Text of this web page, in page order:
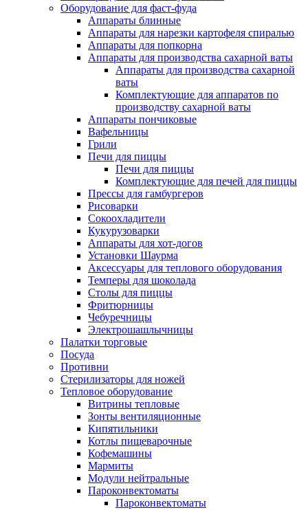
Оборудование для фаст-фуда
Аппараты блинные
Аппараты для нарезки картофеля спиралью
Аппараты для попкорна
Аппараты для производства сахарной ваты
Аппараты для производства сахарной
ваты
Комплектующие для аппаратов по
производству сахарной ваты
Аппараты пончиковые
Вафельницы
Грили
Печи для пиццы
Печи для пиццы
Комплектующие для печей для пиццы
Прессы для гамбургеров
Рисоварки
Сокоохладители
Кукурузоварки
Аппараты для хот-догов
Установки Шаурма
Аксессуары для теплового оборудования
Темперы для шоколада
Столы для пиццы
Фритюрницы
Чебуречницы
Электрошашлычницы
Палатки торговые
Посуда
Противни
Стерилизаторы для ножей
Тепловое оборудование
Витрины тепловые
Зонты вентиляционные
Кипятильники
Котлы пищеварочные
Кофемашины
Мармиты
Модули нейтральные
Пароконвектоматы
Пароконвектоматы